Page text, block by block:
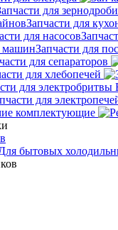
для
Запчасти для
Запчасти для
для сепараторов
для хлебопечей
для
комплектующие
бытовых